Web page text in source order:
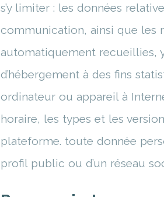
s’y limiter : les données
communication, ainsi que les
automatiquement recueillies,
d’hébergement à des fins
ordinateur ou appareil à
horaire, les types et les
plateforme. toute donnée
profil public ou d’un réseau